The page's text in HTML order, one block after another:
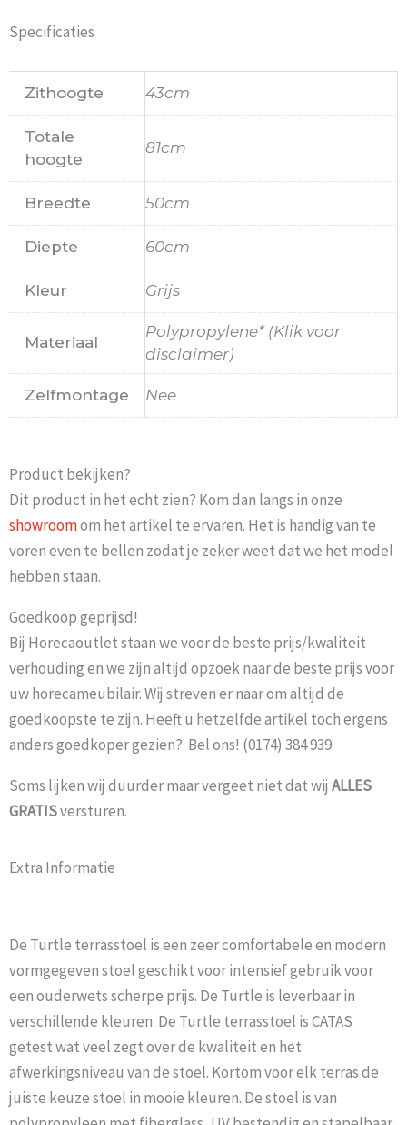
Specificaties
Zithoogte 43cm
Totale
hoogte
81cm
Breedte 50cm
Diepte 60cm
Kleur Grijs
Materiaal
Polypropylene* (Klik voor
disclaimer)
Zelfmontage Nee
Product bekijken?
Dit product in het echt zien? Kom dan langs in onze
showroomom het artikel te ervaren. Het is handig van te
voren even te bellen zodat je zeker weet dat we het model
hebben staan.
Goedkoop geprijsd!
Bij Horecaoutlet staan we voor de beste prijs/kwaliteit
verhouding en we zijn altijd opzoek naar de beste prijs voor
uw horecameubilair. Wij streven er naar om altijd de
goedkoopste te zijn. Heeft u hetzelfde artikel toch ergens
anders goedkoper gezien? Bel ons! (0174) 384 939
Soms lijken wij duurder maar vergeet niet dat wij ALLES
GRATISversturen.
Extra Informatie
De Turtle terrasstoel is een zeer comfortabele en modern
vormgegeven stoel geschikt voor intensief gebruik voor
een ouderwets scherpe prijs. De Turtle is leverbaar in
verschillende kleuren. De Turtle terrasstoel is CATAS
getest wat veel zegt over de kwaliteit en het
afwerkingsniveau van de stoel. Kortom voor elk terras de
juiste keuze stoel in mooie kleuren. De stoel is van